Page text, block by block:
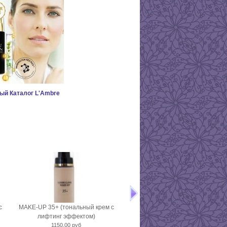
Каталог L'Ambre
MAKE-UP 35+ (тональный крем с
лифтинг эффектом)
1150,00 руб
Тушь ART OF VOLUME -
470,00 руб